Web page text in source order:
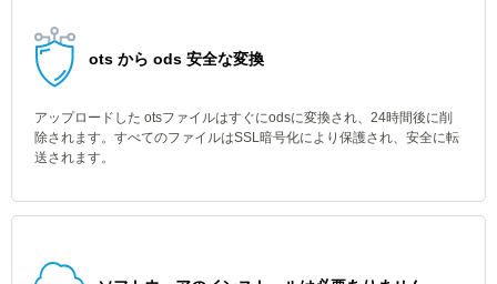
ots から ods 安全な変換
アップロードした otsファイルはすぐにodsに変換され、24時間後に削
除されます。すべてのファイルはSSL暗号化により保護され、安全に転
送されます。